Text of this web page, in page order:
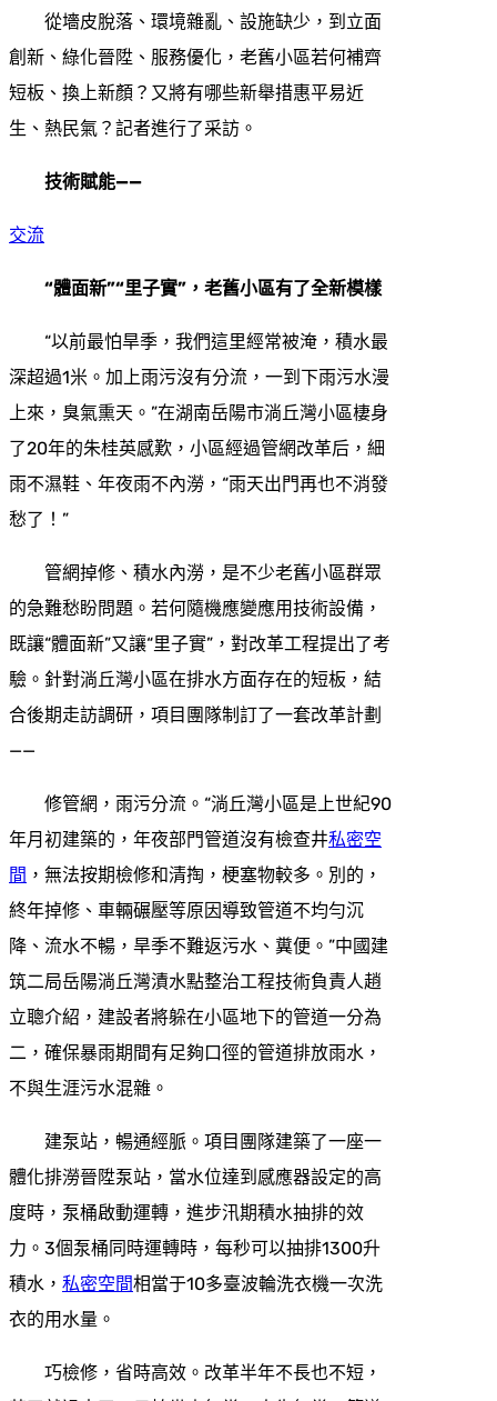
從墻皮脫落、環境雜亂、設施缺少，到立面
創新、綠化晉陞、服務優化，老舊小區若何補齊
短板、換上新顏？又將有哪些新舉措惠平易近
生、熱民氣？記者進行了采訪。
技術賦能——
交流
“體面新”“里子實”，老舊小區有了全新模樣
“以前最怕旱季，我們這里經常被淹，積水最
深超過1米。加上雨污沒有分流，一到下雨污水漫
上來，臭氣熏天。”在湖南岳陽市淌丘灣小區棲身
了20年的朱桂英感歎，小區經過管網改革后，細
雨不濕鞋、年夜雨不內澇，“雨天出門再也不消發
愁了！”
管網掉修、積水內澇，是不少老舊小區群眾
的急難愁盼問題。若何隨機應變應用技術設備，
既讓“體面新”又讓“里子實”，對改革工程提出了考
驗。針對淌丘灣小區在排水方面存在的短板，結
合後期走訪調研，項目團隊制訂了一套改革計劃
——
修管網，雨污分流。“淌丘灣小區是上世紀90
年月初建築的，年夜部門管道沒有檢查井私密空
間 ，無法按期檢修和清掏，梗塞物較多。別的，
終年掉修、車輛碾壓等原因導致管道不均勻沉
降、流水不暢，旱季不難返污水、糞便。”中國建
筑二局岳陽淌丘灣漬水點整治工程技術負責人趙
立聰介紹，建設者將躲在小區地下的管道一分為
二，確保暴雨期間有足夠口徑的管道排放雨水，
不與生涯污水混雜。
建泵站，暢通經脈。項目團隊建築了一座一
體化排澇晉陞泵站，當水位達到感應器設定的高
度時，泵桶啟動運轉，進步汛期積水抽排的效
力。3個泵桶同時運轉時，每秒可以抽排1300升
積水， 私密空間相當于10多臺波輪洗衣機一次洗
衣的用水量。
巧檢修，省時高效。改革半年不長也不短，